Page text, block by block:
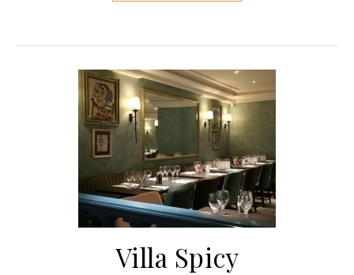
Villa Spicy